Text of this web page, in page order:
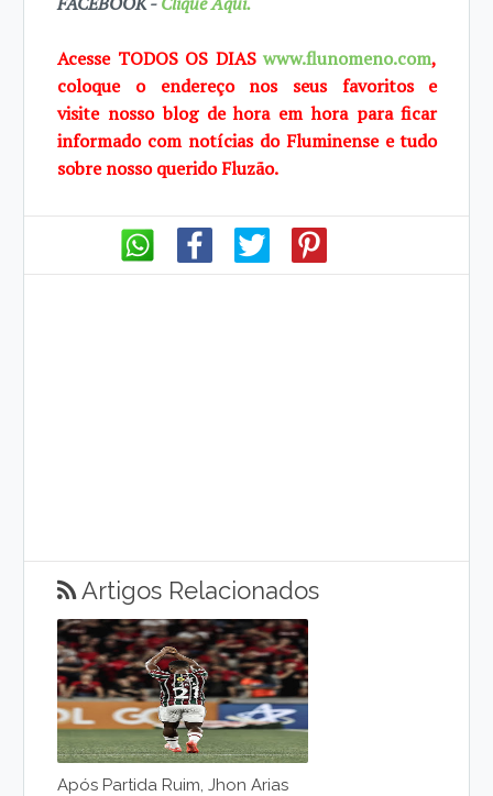
Acesse TODOS OS DIASwww.flunomeno.com,
coloque o endereço nos seus favoritos e
visite nosso blog dehora em hora para ficar
informado com notícias do Fluminense e tudo
sobrenosso queridoFluzão.
Artigos Relacionados
Após Partida Ruim, Jhon Arias